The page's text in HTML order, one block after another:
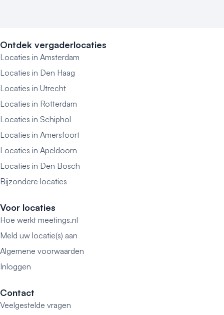
Ontdek vergaderlocaties
Locaties in Amsterdam
Locaties in Den Haag
Locaties in Utrecht
Locaties in Rotterdam
Locaties in Schiphol
Locaties in Amersfoort
Locaties in Apeldoorn
Locaties in Den Bosch
Bijzondere locaties
Voor locaties
Hoe werkt meetings.nl
Meld uw locatie(s) aan
Algemene voorwaarden
Inloggen
Contact
Veelgestelde vragen